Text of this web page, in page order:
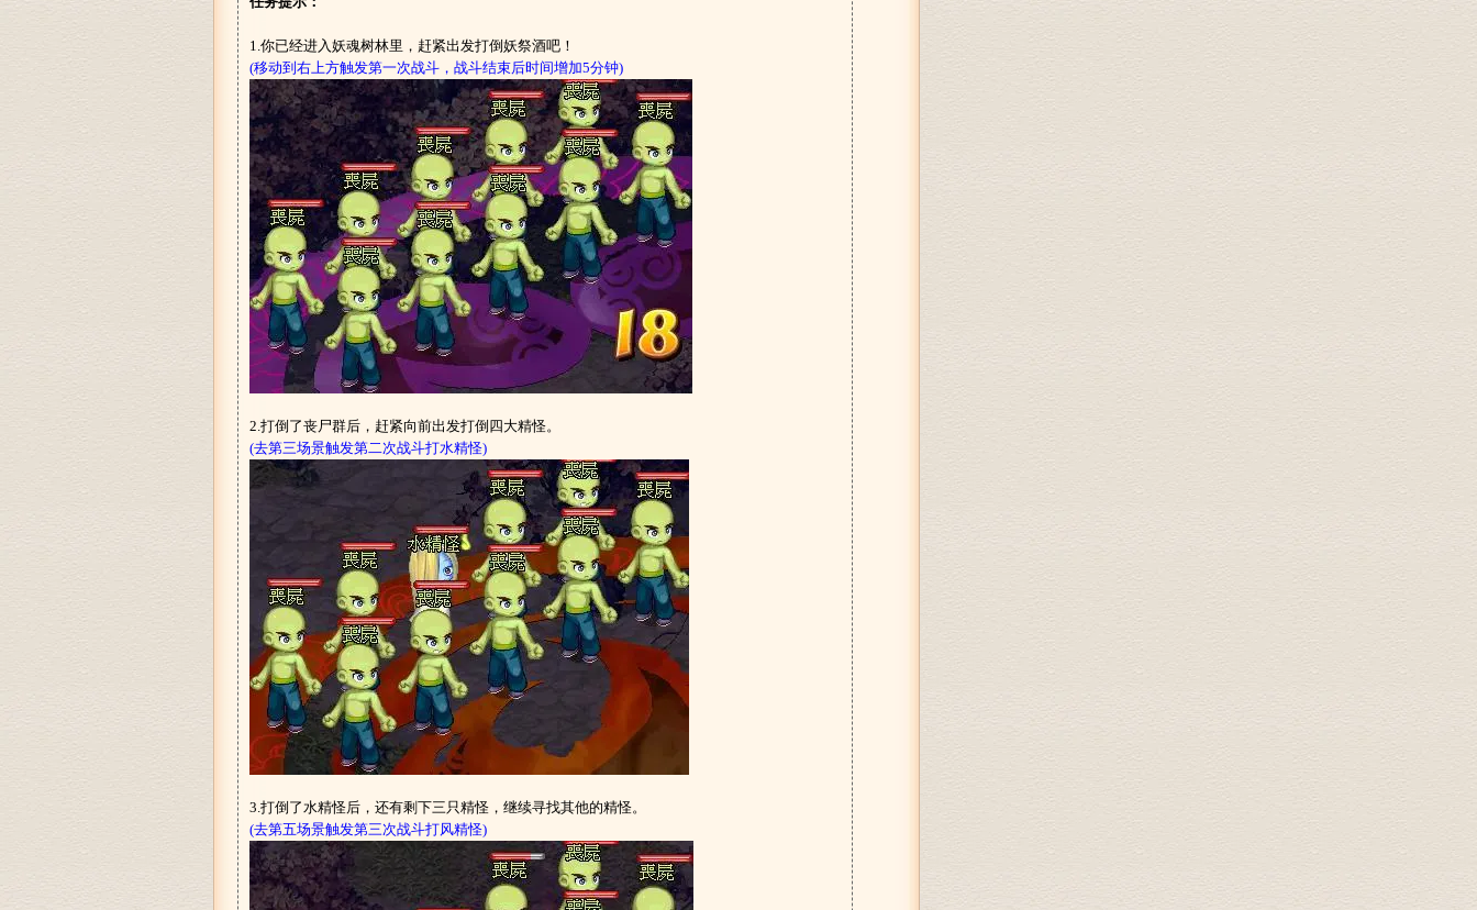
1.你已经进入妖魂树林里，赶紧出发打倒妖祭酒吧！
(移动到右上方触发第一次战斗，战斗结束后时间增加5分钟)
2.打倒了丧尸群后，赶紧向前出发打倒四大精怪。
(去第三场景触发第二次战斗打水精怪)
3.打倒了水精怪后，还有剩下三只精怪，继续寻找其他的精怪。
(去第五场景触发第三次战斗打风精怪)